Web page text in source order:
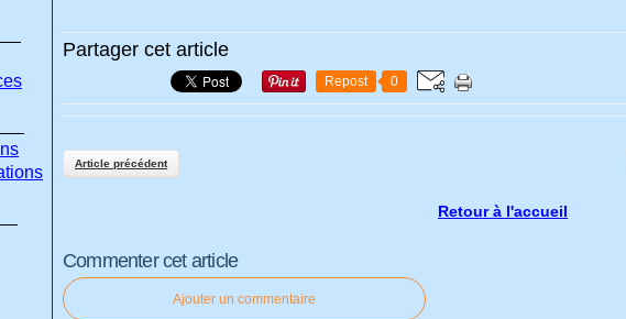
Partager cet article
Repost 0
Article précédent
Retour à l'accueil
Commenter cet article
Ajouter un commentaire